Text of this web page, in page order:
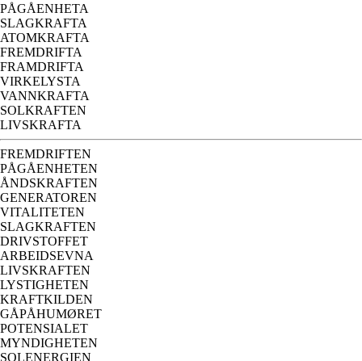
PÅGÅENHETA
SLAGKRAFTA
ATOMKRAFTA
FREMDRIFTA
FRAMDRIFTA
VIRKELYSTA
VANNKRAFTA
SOLKRAFTEN
LIVSKRAFTA
FREMDRIFTEN
PÅGÅENHETEN
ÅNDSKRAFTEN
GENERATOREN
VITALITETEN
SLAGKRAFTEN
DRIVSTOFFET
ARBEIDSEVNA
LIVSKRAFTEN
LYSTIGHETEN
KRAFTKILDEN
GÅPÅHUMØRET
POTENSIALET
MYNDIGHETEN
SOLENERGIEN